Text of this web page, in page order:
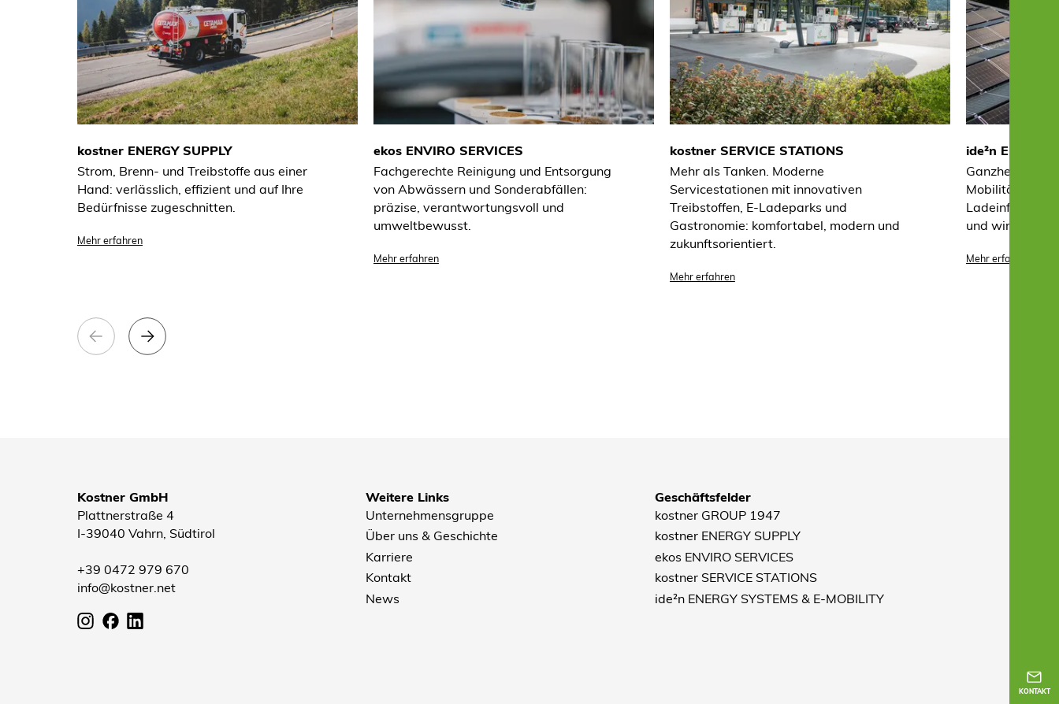
KONTAKT
kostner ENERGY SUPPLY
Strom, Brenn- und Treibstoffe aus einer
Hand: verlässlich, effizient und auf Ihre
Bedürfnisse zugeschnitten.
Mehr erfahren
ekos ENVIRO SERVICES
Fachgerechte Reinigung und Entsorgung
von Abwässern und Sonderabfällen:
präzise, verantwortungsvoll und
umweltbewusst.
Mehr erfahren
kostner SERVICE STATIONS
Mehr als Tanken. Moderne
Servicestationen mit innovativen
Treibstoffen, E-Ladeparks und
Gastronomie: komfortabel, modern und
zukunftsorientiert.
Mehr erfahren
ide²n
Ganzheitliche
Mobilität von
und
Mehr erfahren
Kostner GmbH
Plattnerstraße 4
I-39040 Vahrn, Südtirol
+39 0472 979 670
info@kostner.net
Weitere Links
Unternehmensgruppe
Über uns & Geschichte
Karriere
Kontakt
News
Geschäftsfelder
kostner GROUP 1947
kostner ENERGY SUPPLY
ekos ENVIRO SERVICES
kostner SERVICE STATIONS
ide²n ENERGY SYSTEMS & E-MOBILITY